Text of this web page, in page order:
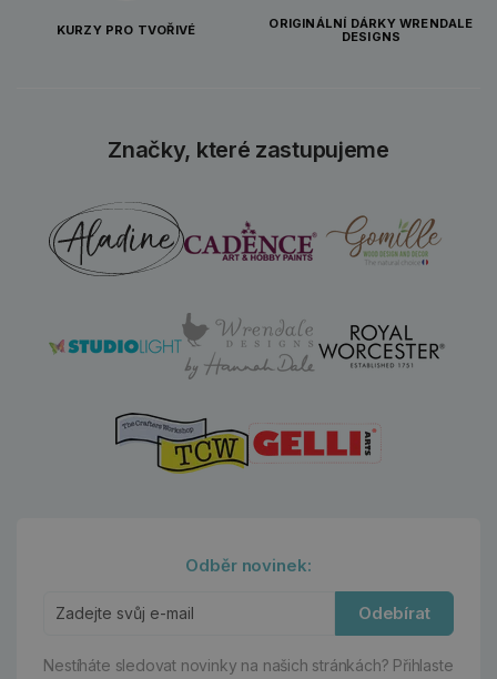
KURZY PRO TVOŘIVÉ
ORIGINÁLNÍ DÁRKY WRENDALE
DESIGNS
Značky, které zastupujeme
Odběr novinek:
Odebírat
Nestíháte sledovat novinky na našich stránkách? Přihlaste